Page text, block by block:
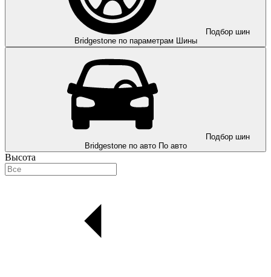
Подбор шин
Bridgestone по параметрам
Шины
Подбор шин
Bridgestone по авто По авто
Высота